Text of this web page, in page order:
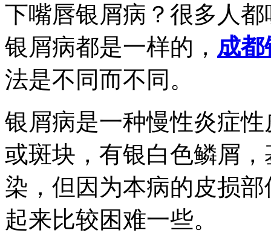
下嘴唇银屑病？很多人
银屑病都是一样的， 成
法是不同而不同。
银屑病是一种慢性炎症
或斑块，有银白色鳞屑
染，但因为本病的皮损
起来比较困难一些。